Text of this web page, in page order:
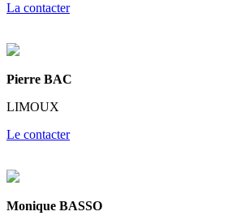
La contacter
Pierre BAC
LIMOUX
Le contacter
Monique BASSO